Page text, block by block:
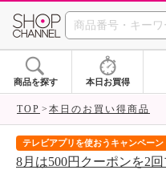
商品を探す 本日お買得
TOP 本日のお買い得商品
テレビアプリを使おうキャンペーン
8月は500円クーポンを2回